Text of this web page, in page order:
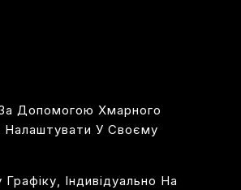
Допомогою Хмарного
У Своєму
Індивідуально На